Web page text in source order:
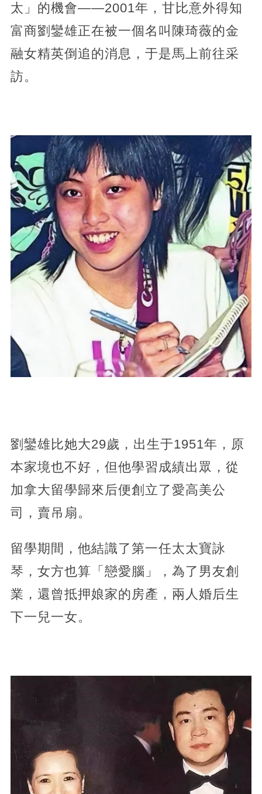
太」的機會——2001年，甘比意外得知
富商劉鑾雄正在被一個名叫陳琦薇的金
融女精英倒追的消息，于是馬上前往采
訪。
劉鑾雄比她大29歲，出生于1951年，原
本家境也不好，但他學習成績出眾，從
加拿大留學歸來后便創立了愛高美公
司，賣吊扇。
留學期間，他結識了第一任太太寶詠
琴，女方也算「戀愛腦」，為了男友創
業，還曾抵押娘家的房產，兩人婚后生
下一兒一女。